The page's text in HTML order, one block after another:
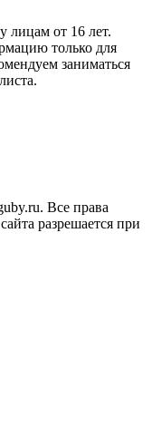
лицам от 16 лет.
только для
заниматься
Все права
разрешается при